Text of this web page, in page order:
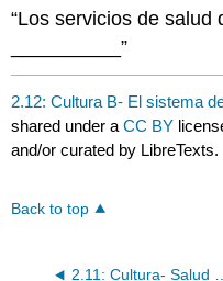
“Los servicios de salud
__________”
2.12: Cultura B- El sistema
shared under aCC BY
and/or curated by LibreTexts.
Back to top
2.11: Cultura- Salud